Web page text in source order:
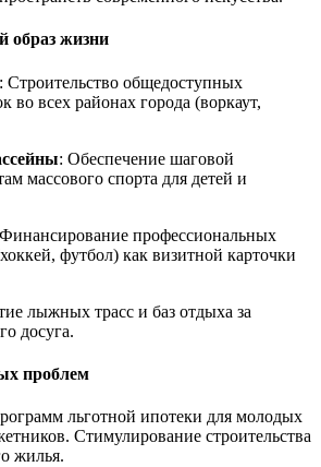
образ жизни
: Строительство общедоступных
во всех районах города (воркаут,
: Обеспечение шаговой
массового спорта для детей и
профессиональных
футбол) как визитной карточки
лыжных трасс и баз отдыха за
досуга.
проблем
льготной ипотеки для молодых
Стимулирование строительства
жилья.